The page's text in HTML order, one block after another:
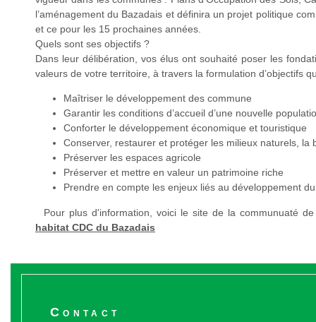
l’aménagement du Bazadais et définira un projet politique
et ce pour les 15 prochaines années.
Quels sont ses objectifs ?
Dans leur délibération, vos élus ont souhaité poser les
valeurs de votre territoire, à travers la formulation d’objectifs
Maîtriser le développement des commune
Garantir les conditions d’accueil d’une nouvelle
Conforter le développement économique et touristique
Conserver, restaurer et protéger les milieux naturels,
Préserver les espaces agricole
Préserver et mettre en valeur un patrimoine riche
Prendre en compte les enjeux liés au développement
Pour plus d'information, voici le site de la communuaté
habitat CDC du Bazadais
Contact